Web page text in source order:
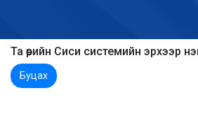
Та өөрийн Сиси системийн эрхээр
Буцах